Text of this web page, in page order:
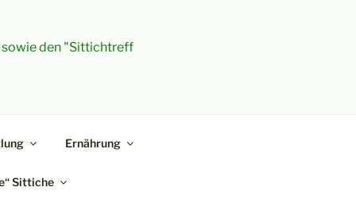
sowie den "Sittichtreff
Ernährung
Sittiche